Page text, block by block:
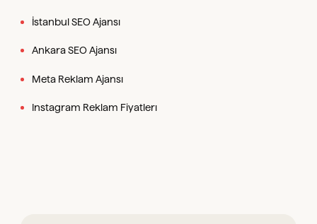
İstanbul SEO Ajansı
Ankara SEO Ajansı
Meta Reklam Ajansı
Instagram Reklam Fiyatlerı